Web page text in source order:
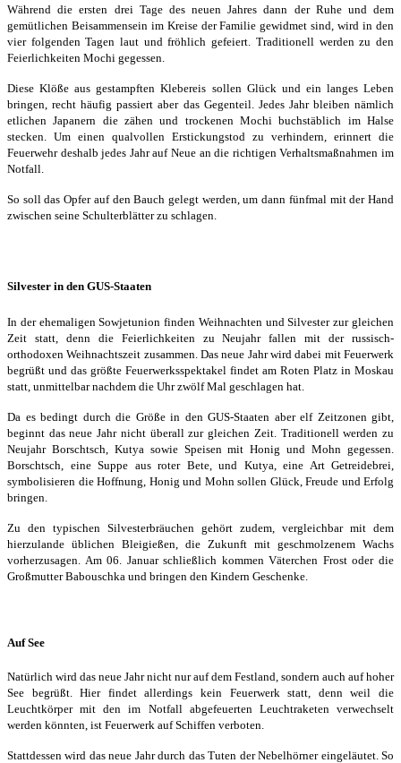
Während die ersten drei Tage des neuen Jahres dann der Ruhe und dem
gemütlichen Beisammensein im Kreise der Familie gewidmet sind, wird in den
vier folgenden Tagen laut und fröhlich gefeiert. Traditionell werden zu den
Feierlichkeiten Mochi gegessen.
Diese Klöße aus gestampften Klebereis sollen Glück und ein langes Leben
bringen, recht häufig passiert aber das Gegenteil. Jedes Jahr bleiben nämlich
etlichen Japanern die zähen und trockenen Mochi buchstäblich im Halse
stecken. Um einen qualvollen Erstickungstod zu verhindern, erinnert die
Feuerwehr deshalb jedes Jahr auf Neue an die richtigen Verhaltsmaßnahmen im
Notfall.
So soll das Opfer auf den Bauch gelegt werden, um dann fünfmal mit der Hand
zwischen seine Schulterblätter zu schlagen.
Silvester in den GUS-Staaten
In der ehemaligen Sowjetunion finden Weihnachten und Silvester zur gleichen
Zeit statt, denn die Feierlichkeiten zu Neujahr fallen mit der russisch-
orthodoxen Weihnachtszeit zusammen. Das neue Jahr wird dabei mit Feuerwerk
begrüßt und das größte Feuerwerksspektakel findet am Roten Platz in Moskau
statt, unmittelbar nachdem die Uhr zwölf Mal geschlagen hat.
Da es bedingt durch die Größe in den GUS-Staaten aber elf Zeitzonen gibt,
beginnt das neue Jahr nicht überall zur gleichen Zeit. Traditionell werden zu
Neujahr Borschtsch, Kutya sowie Speisen mit Honig und Mohn gegessen.
Borschtsch, eine Suppe aus roter Bete, und Kutya, eine Art Getreidebrei,
symbolisieren die Hoffnung, Honig und Mohn sollen Glück, Freude und Erfolg
bringen.
Zu den typischen Silvesterbräuchen gehört zudem, vergleichbar mit dem
hierzulande üblichen Bleigießen, die Zukunft mit geschmolzenem Wachs
vorherzusagen. Am 06. Januar schließlich kommen Väterchen Frost oder die
Großmutter Babouschka und bringen den Kindern Geschenke.
Auf See
Natürlich wird das neue Jahr nicht nur auf dem Festland, sondern auch auf hoher
See begrüßt. Hier findet allerdings kein Feuerwerk statt, denn weil die
Leuchtkörper mit den im Notfall abgefeuerten Leuchtraketen verwechselt
werden könnten, ist Feuerwerk auf Schiffen verboten.
Stattdessen wird das neue Jahr durch das Tuten der Nebelhörner eingeläutet. So